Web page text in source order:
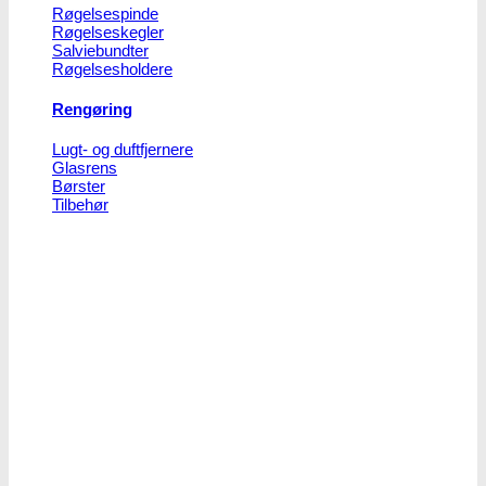
Røgelsespinde
Røgelseskegler
Salviebundter
Røgelsesholdere
Rengøring
Lugt- og duftfjernere
Glasrens
Børster
Tilbehør